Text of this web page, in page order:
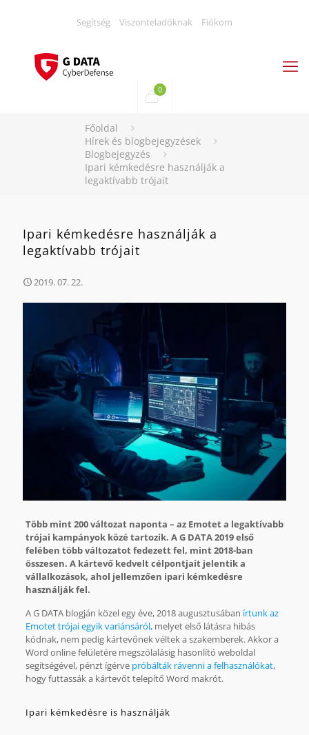
Segítség Viszonteladóknak Fiókom
0
Főoldal
Hírek és blogbejegyzések
Blogbejegyzés
Ipari kémkedésre használják a
legaktívabb trójait
Ipari kémkedésre használják a
legaktívabb trójait
2019. 07. 22.
Több mint 200 változat naponta – az Emotet a legaktívabb
trójai kampányok közé tartozik. A G DATA 2019 első
felében több változatot fedezett fel, mint 2018-ban
összesen. A kártevő kedvelt célpontjait jelentik a
vállalkozások, ahol jellemzően ipari kémkedésre
használják fel.
A G DATA blogján közel egy éve, 2018 augusztusában írtunk az
Emotet trójai egyik variánsáról,melyet első látásra hibás
kódnak, nem pedig kártevőnek véltek a szakemberek. Akkor a
Word online felületére megszólalásig hasonlító weboldal
segítségével, pénzt ígérve próbálták rávenni a felhasználókat,
hogy futtassák a kártevőt telepítő Word makrót.
Ipari kémkedésre is használják